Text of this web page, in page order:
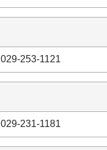
029-253-1121
029-231-1181